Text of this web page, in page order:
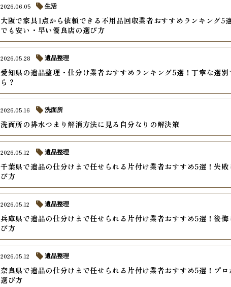
大阪で家具1点から依頼できる不用品回収業者おすすめランキング5
でも安い・早い優良店の選び方
2026.06.05 生活
愛知県の遺品整理・仕分け業者おすすめランキング5選！丁寧な選別
ら？
2026.05.28 遺品整理
洗面所の排水つまり解消方法に見る自分なりの解決策
2026.05.16 洗面所
千葉県で遺品の仕分けまで任せられる片付け業者おすすめ5選！失敗
び方
2026.05.12 遺品整理
兵庫県で遺品の仕分けまで任せられる片付け業者おすすめ5選！後悔
び方
2026.05.12 遺品整理
奈良県で遺品の仕分けまで任せられる片付け業者おすすめ5選！プロ
選び方
2026.05.12 遺品整理